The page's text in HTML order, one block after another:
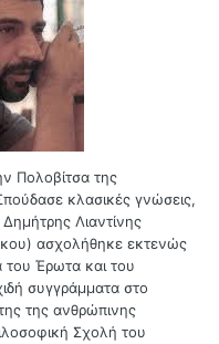
Πολοβίτσα της
κλασικές γνώσεις,
Λιαντίνης
ασχολήθηκε εκτενώς
του Έρωτα και του
συγγράμματα στο
της ανθρώπινης
Σχολή του